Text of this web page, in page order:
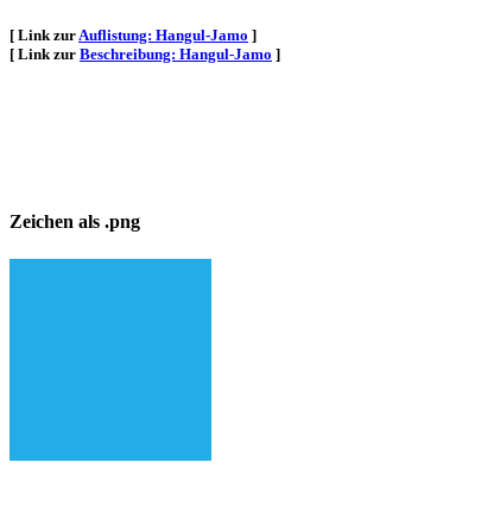
[ Link zurAuflistung: Hangul-Jamo ]
[ Link zur Beschreibung: Hangul-Jamo ]
Zeichen als .png